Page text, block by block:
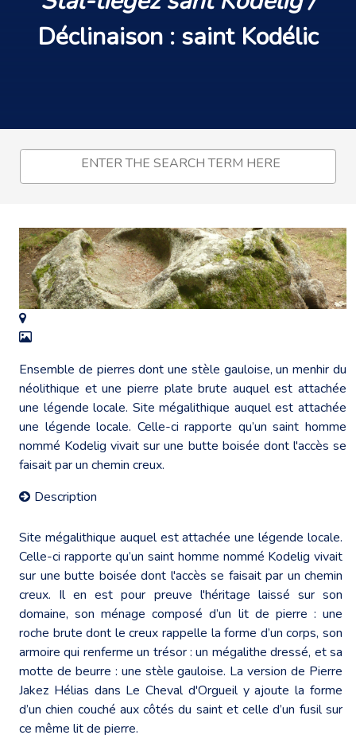
Déclinaison : saint Kodélic
Ensemble de pierres dont une stèle gauloise, un menhir du
néolithique et une pierre plate brute auquel est attachée
une légende locale. Site mégalithique auquel est attachée
une légende locale. Celle-ci rapporte qu’un saint homme
nommé Kodelig vivait sur une butte boisée dont l'accès se
faisait par un chemin creux.
Description
Site mégalithique auquel est attachée une légende locale.
Celle-ci rapporte qu’un saint homme nommé Kodelig vivait
sur une butte boisée dont l'accès se faisait par un chemin
creux. Il en est pour preuve l'héritage laissé sur son
domaine, son ménage composé d’un lit de pierre : une
roche brute dont le creux rappelle la forme d’un corps, son
armoire qui renferme un trésor : un mégalithe dressé, et sa
motte de beurre : une stèle gauloise. La version de Pierre
Jakez Hélias dans Le Cheval d'Orgueil y ajoute la forme
d’un chien couché aux côtés du saint et celle d’un fusil sur
ce même lit de pierre.